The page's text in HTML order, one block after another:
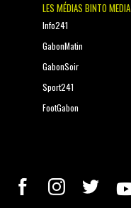
LES MÉDIAS BINTO MEDIA
Info241
GabonMatin
GabonSoir
Sport241
FootGabon